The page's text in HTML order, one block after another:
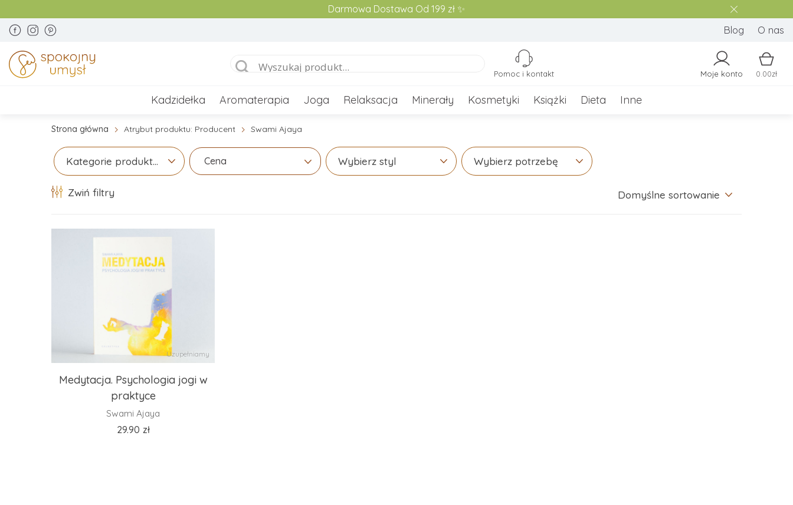
Darmowa Dostawa Od 199 zł ✨
Blog O nas
Moje konto 0.00zł
Pomoc i kontakt
Kadzidełka Aromaterapia Joga Relaksacja Minerały Kosmetyki Książki Dieta Inne
Strona główna Atrybut produktu: Producent Swami Ajaya
Kategorie produktów Cena Wybierz styl Wybierz potrzebę
Zwiń filtry Domyślne sortowanie
Uzupełniamy
Medytacja. Psychologia jogi w
praktyce
Swami Ajaya
29.90 zł